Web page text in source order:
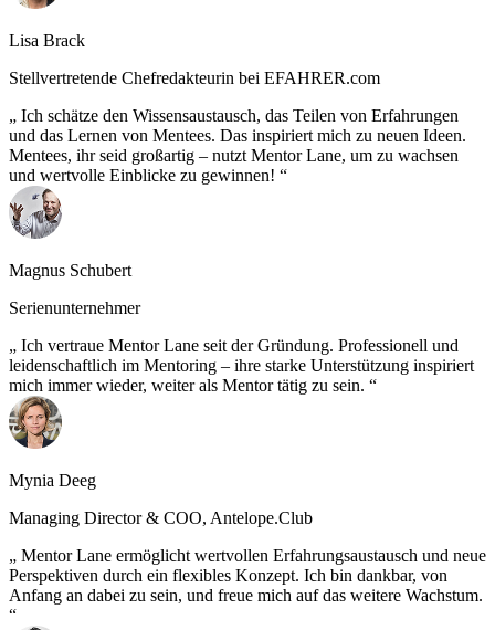
Lisa Brack
Stellvertretende Chefredakteurin bei EFAHRER.com
Ich schätze den Wissensaustausch, das Teilen von Erfahrungen
und das Lernen von Mentees. Das inspiriert mich zu neuen Ideen.
Mentees, ihr seid großartig – nutzt Mentor Lane, um zu wachsen
und wertvolle Einblicke zu gewinnen!
Magnus Schubert
Serienunternehmer
Ich vertraue Mentor Lane seit der Gründung. Professionell und
leidenschaftlich im Mentoring – ihre starke Unterstützung inspiriert
mich immer wieder, weiter als Mentor tätig zu sein.
Mynia Deeg
Managing Director & COO, Antelope.Club
Mentor Lane ermöglicht wertvollen Erfahrungsaustausch und neue
Perspektiven durch ein flexibles Konzept. Ich bin dankbar, von
Anfang an dabei zu sein, und freue mich auf das weitere Wachstum.